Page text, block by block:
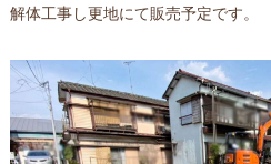
解体工事し更地にて販売予定です。